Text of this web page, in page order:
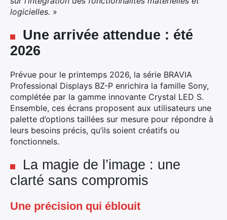
logicielles. »
Une arrivée attendue : été
2026
Prévue pour le printemps 2026, la série BRAVIA
Professional Displays BZ-P enrichira la famille Sony,
complétée par la gamme innovante Crystal LED S.
Ensemble, ces écrans proposent aux utilisateurs une
palette d’options taillées sur mesure pour répondre à
leurs besoins précis, qu’ils soient créatifs ou
fonctionnels.
La magie de l’image : une
clarté sans compromis
Une précision qui éblouit